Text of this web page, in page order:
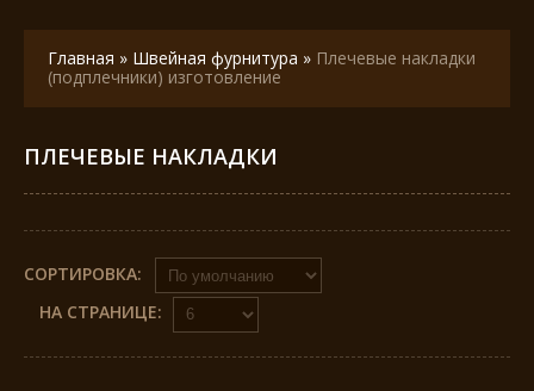
Главная » Швейная фурнитура » Плечевые накладки
(подплечники) изготовление
ПЛЕЧЕВЫЕ НАКЛАДКИ
СОРТИРОВКА:
НА СТРАНИЦЕ: